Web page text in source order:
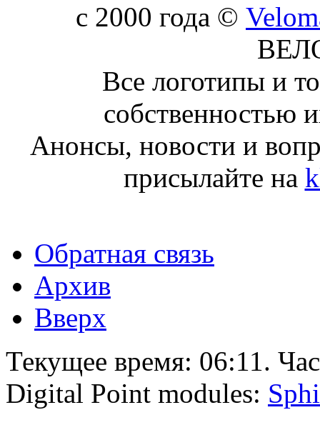
c 2000 года ©
Все логотипы и
собственностью
Анонсы, новости и
присылайте на
Обратная связь
Архив
Вверх
Текущее время: 06:11.
Digital Point modules: